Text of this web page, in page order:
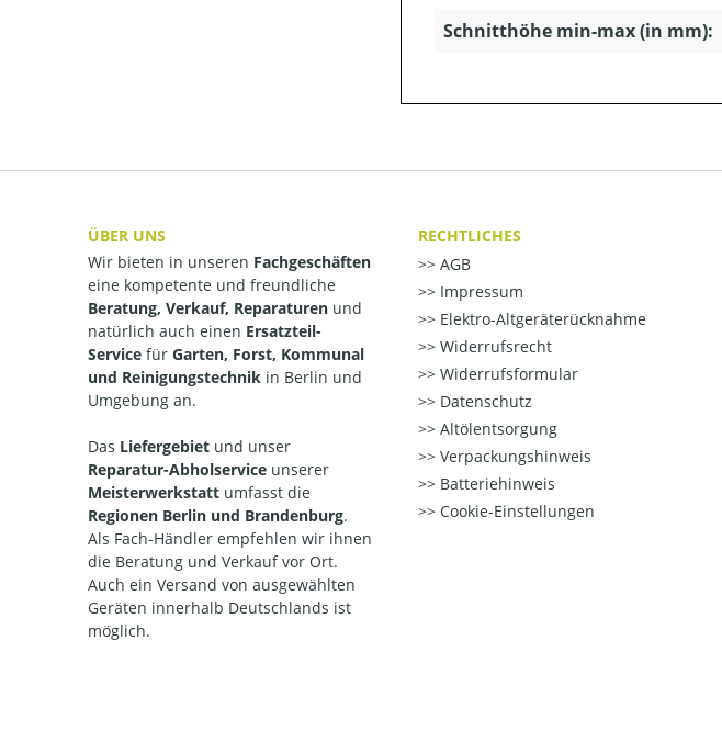
Schnitthöhe min-max (in mm):
ÜBER UNS
Wir bieten in unseren Fachgeschäften
eine kompetente und freundliche
Beratung, Verkauf, Reparaturen und
natürlich auch einen Ersatzteil-
Service für Garten, Forst, Kommunal
und Reinigungstechnik in Berlin und
Umgebung an.
Das Liefergebiet und unser
Reparatur-Abholservice unserer
Meisterwerkstatt umfasst die
Regionen Berlin und Brandenburg.
Als Fach-Händler empfehlen wir ihnen
die Beratung und Verkauf vor Ort.
Auch ein Versand von ausgewählten
Geräten innerhalb Deutschlands ist
möglich.
RECHTLICHES
AGB
Impressum
Elektro-Altgeräterücknahme
Widerrufsrecht
Widerrufsformular
Datenschutz
Altölentsorgung
Verpackungshinweis
Batteriehinweis
Cookie-Einstellungen